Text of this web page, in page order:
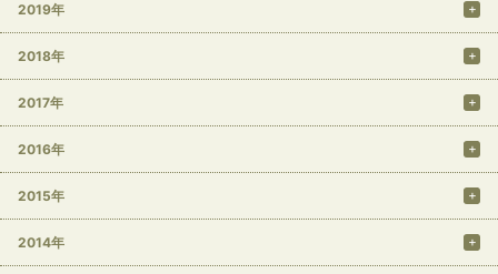
2019年
2018年
2017年
2016年
2015年
2014年